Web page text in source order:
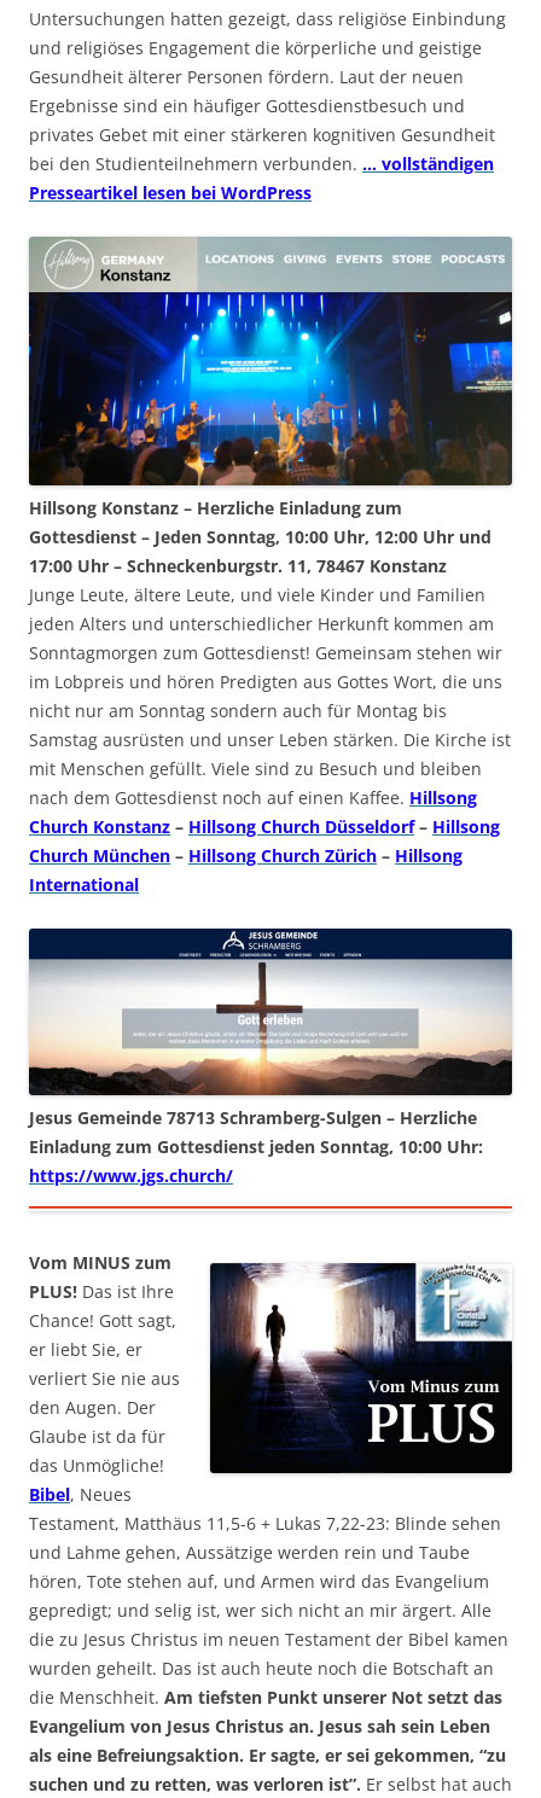
Untersuchungen hatten gezeigt, dass religiöse Einbindung
und religiöses Engagement die körperliche und geistige
Gesundheit älterer Personen fördern. Laut der neuen
Ergebnisse sind ein häufiger Gottesdienstbesuch und
privates Gebet mit einer stärkeren kognitiven Gesundheit
bei den Studienteilnehmern verbunden. … vollständigen
Presseartikel lesen bei WordPress
Hillsong Konstanz – Herzliche Einladung zum
Gottesdienst – Jeden Sonntag, 10:00 Uhr, 12:00 Uhr und
17:00 Uhr – Schneckenburgstr. 11, 78467 Konstanz
Junge Leute, ältere Leute, und viele Kinder und Familien
jeden Alters und unterschiedlicher Herkunft kommen am
Sonntagmorgen zum Gottesdienst! Gemeinsam stehen wir
im Lobpreis und hören Predigten aus Gottes Wort, die uns
nicht nur am Sonntag sondern auch für Montag bis
Samstag ausrüsten und unser Leben stärken. Die Kirche ist
mit Menschen gefüllt. Viele sind zu Besuch und bleiben
nach dem Gottesdienst noch auf einen Kaffee. Hillsong
Church Konstanz – Hillsong Church Düsseldorf– Hillsong
Church München – Hillsong Church Zürich – Hillsong
International
Jesus Gemeinde 78713 Schramberg-Sulgen – Herzliche
Einladung zum Gottesdienst jeden Sonntag, 10:00 Uhr:
https://www.jgs.church/
Vom MINUS zum
PLUS! Das ist Ihre
Chance! Gott sagt,
er liebt Sie, er
verliert Sie nie aus
den Augen. Der
Glaube ist da für
das Unmögliche!
Bibel, Neues
Testament, Matthäus 11,5-6 + Lukas 7,22-23: Blinde sehen
und Lahme gehen, Aussätzige werden rein und Taube
hören, Tote stehen auf, und Armen wird das Evangelium
gepredigt; und selig ist, wer sich nicht an mir ärgert. Alle
die zu Jesus Christus im neuen Testament der Bibel kamen
wurden geheilt. Das ist auch heute noch die Botschaft an
die Menschheit. Am tiefsten Punkt unserer Not setzt das
Evangelium von Jesus Christus an. Jesus sah sein Leben
als eine Befreiungsaktion. Er sagte, er sei gekommen, “zu
suchen und zu retten, was verloren ist”. Er selbst hat auch